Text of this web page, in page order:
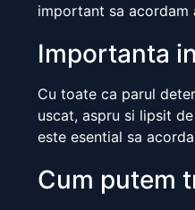
important sa acordam
Importanta
Cu toate ca parul
uscat, aspru si lipsit
este esential sa
Cum putem